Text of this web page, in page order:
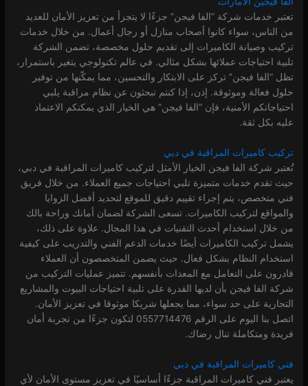
تعتبر خدمات شركة “الفا فيجن” جزءًا لا يتجزأ من تعزيز الأمان للعديد
من الناس، سواء كانوا أصحاب منازل أو رجال أعمال. من خلال خدمات
تركيب وصيانة الكاميرات إلى تقديم حلول مخصصة، تضمن الشركة
تلبية احتياجات عملائها بشكل مثالي. في عالم تكنولوجي يتغير باستمرار،
تظل “الفا فيجن” تركز على الابتكار والتحسين، مما يمكّنها من توفير
حلول فعالة وموثوقة. إذن، إذا كنتم تبحثون عن نظام مراقبة يلبي
احتياجاتكم الأمنية، فإن “الفا فيجن” هي الخيار الذي يمكنكم الاعتماد
عليه بكل ثقة.
تركيب كاميرات المراقبة في دبي
تُعتبر شركة الفا فيجن الخيار الأمثل لتركيب كاميرات المراقبة في دبي،
حيث تقدم خدمات متميزة تلبي احتياجات جميع العملاء. من خلال فريق
فني متخصص، يتم إجراء تقييم دقيق للموقع لتحديد أفضل الزوايا
والمواقع لتركيب الكاميرات. تسعى الشركة لضمان أمانك وراحة بالك
من خلال استخدام أحدث التقنيات في هذا المجال. علاوة على ذلك،
يشمل تركيب الكاميرات أيضًا خدمات الدعم الفني والتدريب على كيفية
استخدام النظام بشكل فعال. حيث يضمن المتخصصون أن العملاء
قادرون على التعامل مع المعدات بأنفسهم. تتميز عمليات التركيب من
شركة الفا فيجن بأن لديها القدرة على تلبية احتياجات البيوت والمشاريع
التجارية على حد سواء، مما يجعلها شريكا موثوقا في تعزيز الأمان.
اتصل بنا اليوم على الرقم 0557714476 لتكون جزءًا من تجربة أمان
فريدة ومتكاملة تنال رضاك.
فني كاميرات المراقبة في دبي
يعتبر فني كاميرات المراقبة جزءًا أساسيًا في تعزيز مستوى الأمان لأي